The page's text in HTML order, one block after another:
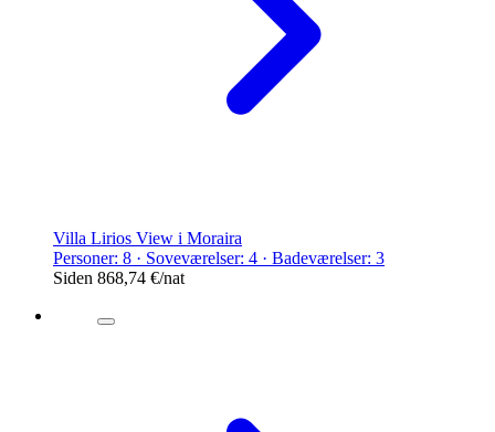
Villa Lirios View i Moraira
Personer: 8 · Soveværelser: 4 · Badeværelser: 3
Siden 868,74 €/nat